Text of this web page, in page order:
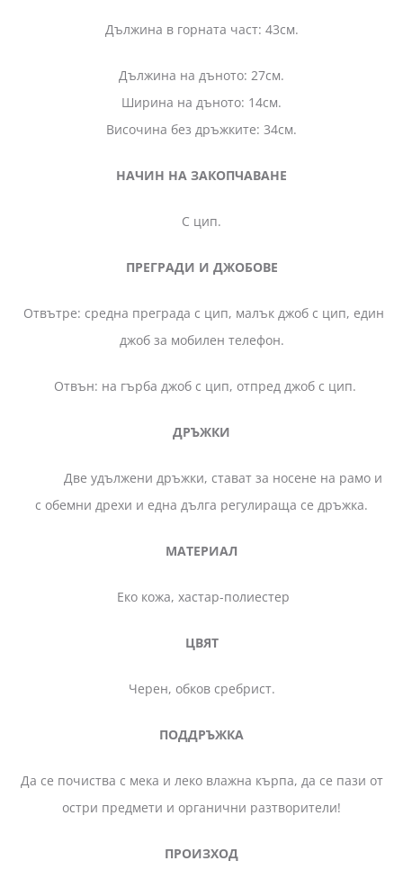
Дължина в горната част: 43см.
Дължина на дъното: 27см.
Ширина на дъното: 14см.
Височина без дръжките: 34см.
НАЧИН НА ЗАКОПЧАВАНЕ
С цип.
ПРЕГРАДИ И ДЖОБОВЕ
Отвътре: средна преграда с цип, малък джоб с цип, един
джоб за мобилен телефон.
Отвън: на гърба джоб с цип, отпред джоб с цип.
ДРЪЖКИ
Две удължени дръжки, стават за носене на рамо и
с обемни дрехи и една дълга регулираща се дръжка.
МАТЕРИАЛ
Еко кожа, хастар-полиестер
ЦВЯТ
Черен, обков сребрист.
ПОДДРЪЖКА
Да се почиства с мека и леко влажна кърпа, да се пази от
остри предмети и органични разтворители!
ПРОИЗХОД